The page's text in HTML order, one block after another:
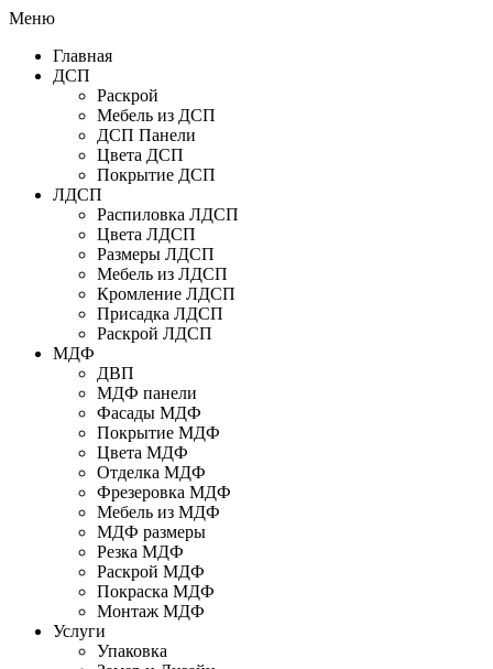
Меню
Главная
ДСП
Раскрой
Мебель из ДСП
ДСП Панели
Цвета ДСП
Покрытие ДСП
ЛДСП
Распиловка ЛДСП
Цвета ЛДСП
Размеры ЛДСП
Мебель из ЛДСП
Кромление ЛДСП
Присадка ЛДСП
Раскрой ЛДСП
МДФ
ДВП
МДФ панели
Фасады МДФ
Покрытие МДФ
Цвета МДФ
Отделка МДФ
Фрезеровка МДФ
Мебель из МДФ
МДФ размеры
Резка МДФ
Раскрой МДФ
Покраска МДФ
Монтаж МДФ
Услуги
Упаковка